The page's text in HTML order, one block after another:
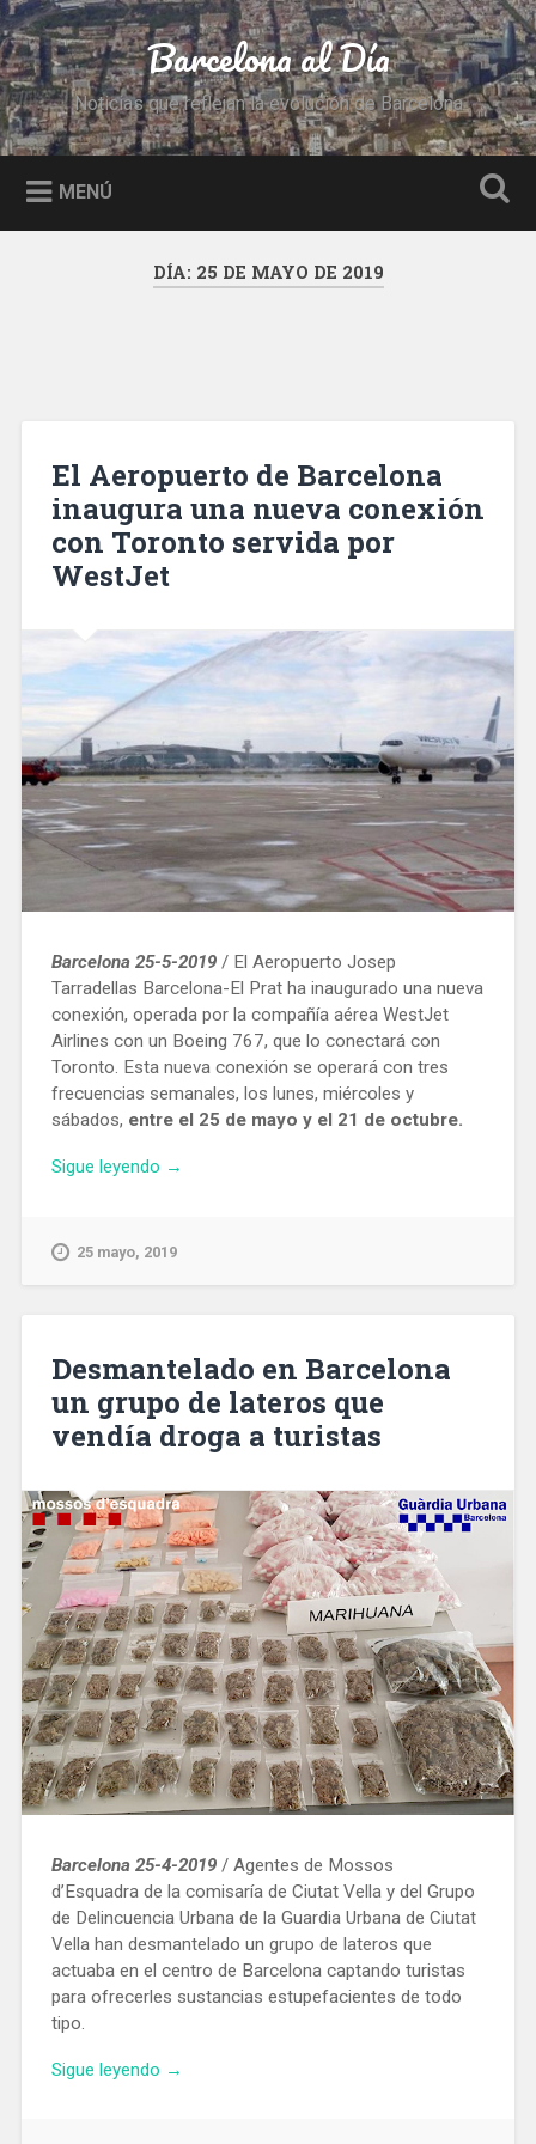
Saltar
al
contenido
Buscar Barcelona al Día
Noticias que reflejan la evolución de Barcelona
MENÚ
DÍA: 25 DE MAYO DE 2019
El Aeropuerto de Barcelona
inaugura una nueva conexión
con Toronto servida por
WestJet
Barcelona 25-5-2019/ El Aeropuerto Josep
Tarradellas Barcelona-El Prat ha inaugurado una nueva
conexión, operada por la compañía aérea WestJet
Airlines con un Boeing 767, que lo conectará con
Toronto. Esta nueva conexión se operará con tres
frecuencias semanales, los lunes, miércoles y
sábados, entre el 25 de mayo y el 21 de octubre.
Sigue leyendo «El
Barcelona
con
Toronto
servida
→
25 mayo, 2019
Desmantelado en Barcelona
un grupo de lateros que
vendía droga a turistas
Barcelona 25-4-2019/ Agentes de Mossos
d’Esquadra de la comisaría de Ciutat Vella y del Grupo
de Delincuencia Urbana de la Guardia Urbana de Ciutat
Vella han desmantelado un grupo de lateros que
actuaba en el centro de Barcelona captando turistas
para ofrecerles sustancias estupefacientes de todo
tipo.
Sigue leyendo «Desmantelado
→